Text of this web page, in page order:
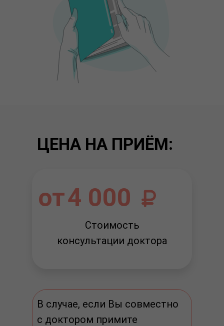
ЦЕНА НА ПРИЁМ:
Стоимость
консультации доктора
4 000
В случае, если Вы совместно
с доктором примите
от